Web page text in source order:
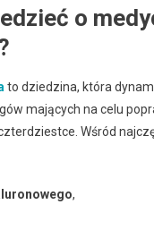
o
to dziedzina, która
mających na celu
Wśród
,